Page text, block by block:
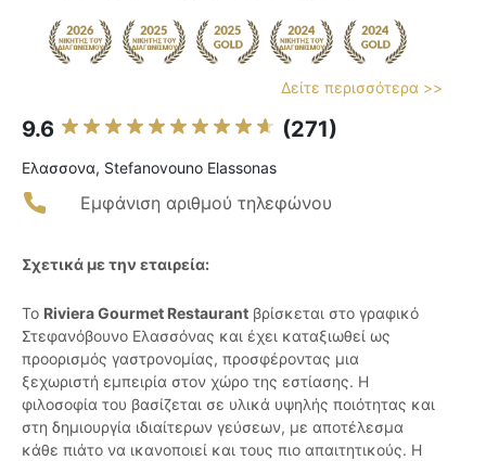
Δείτε περισσότερα >>
9.6 (271)
Ελασσονα, Stefanovouno Elassonas
Εμφάνιση αριθμού τηλεφώνου
Σχετικά με την εταιρεία:
Το Riviera Gourmet Restaurant βρίσκεται στο γραφικό
Στεφανόβουνο Ελασσόνας και έχει καταξιωθεί ως
προορισμός γαστρονομίας, προσφέροντας μια
ξεχωριστή εμπειρία στον χώρο της εστίασης. Η
φιλοσοφία του βασίζεται σε υλικά υψηλής ποιότητας και
στη δημιουργία ιδιαίτερων γεύσεων, με αποτέλεσμα
κάθε πιάτο να ικανοποιεί και τους πιο απαιτητικούς. Η